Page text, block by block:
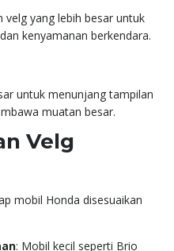
yang lebih besar untuk
kenyamanan berkendara.
untuk menunjang tampilan
muatan besar.
Velg
mobil Honda disesuaikan
: Mobil kecil seperti Brio